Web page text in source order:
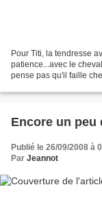
Pour Titi, la tendresse
patience...avec le
pense pas qu'il faille
Encore un peu
Publié le 26/09/2008 à
Par Jeannot